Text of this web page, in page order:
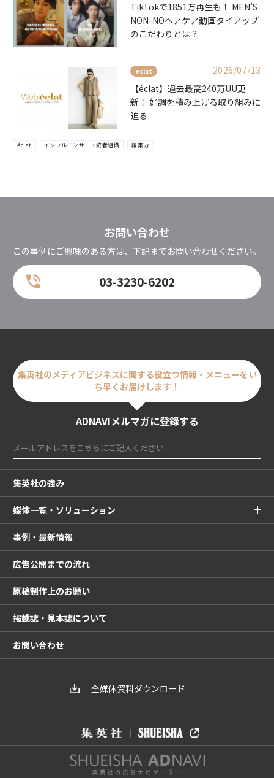
TikTokで1851万再生も！ MEN’S
NON-NOヘアケア動画タイアップ
のこだわりとは？
eclat
2026/07/13
【éclat】過去最高240万UU更
新！ 好調を積み上げる取り組みに
迫る
éclat インフルエンサー・読者組織 編集力
お問い合わせ
この事例にご興味のある方は、下記までお問い合わせください。
03-3230-6202
集英社のメディアビジネスに関する役立つ情報・メニューをい
ち早くお届けします！
ADNAVIメルマガに登録する
集英社の強み
媒体一覧・ソリューション
事例・最新情報
広告公開までの流れ
原稿制作上のお願い
掲載誌・見本誌について
お問い合わせ
全媒体資料ダウンロード